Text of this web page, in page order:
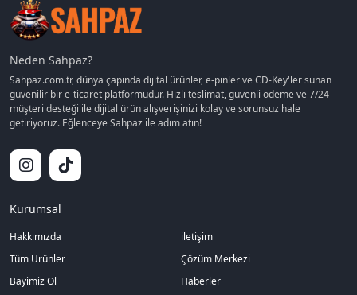
Neden Sahpaz?
Sahpaz.com.tr, dünya çapında dijital ürünler, e-pinler ve CD-Key'ler sunan
güvenilir bir e-ticaret platformudur. Hızlı teslimat, güvenli ödeme ve 7/24
müşteri desteği ile dijital ürün alışverişinizi kolay ve sorunsuz hale
getiriyoruz. Eğlenceye Sahpaz ile adım atın!
Kurumsal
Hakkımızda
iletişim
Tüm Ürünler
Çözüm Merkezi
Bayimiz Ol
Haberler